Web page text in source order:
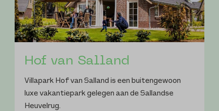
Hof van Salland
Villapark Hof van Salland is een buitengewoon
luxe vakantiepark gelegen aan de Sallandse
Heuvelrug.